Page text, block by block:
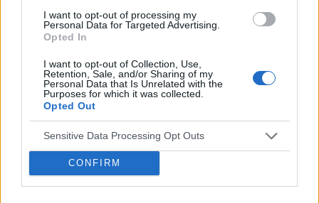
I want to opt-out of processing my
Personal Data for Targeted Advertising.
Opted In
I want to opt-out of Collection, Use,
Retention, Sale, and/or Sharing of my
Personal Data that Is Unrelated with the
Purposes for which it was collected.
Opted Out
Sensitive Data Processing Opt Outs
CONFIRM